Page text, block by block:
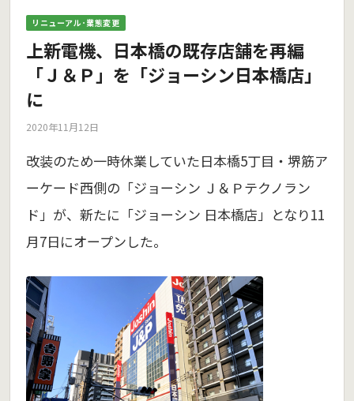
リニューアル･業態変更
上新電機、日本橋の既存店舗を再編
「Ｊ＆Ｐ」を「ジョーシン日本橋店」
に
2020年11月12日
改装のため一時休業していた日本橋5丁目・堺筋ア
ーケード西側の「ジョーシン Ｊ＆Ｐテクノラン
ド」が、新たに「ジョーシン 日本橋店」となり11
月7日にオープンした。